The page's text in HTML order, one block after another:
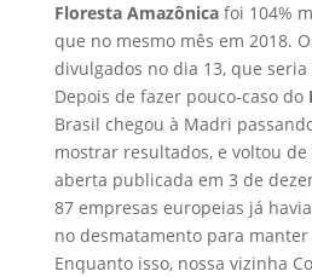
Floresta Amazônicafoi 104%
que no mesmo mês em 2018.
divulgados no dia 13, que
Depois de fazer pouco-caso do
Brasil chegou à Madri
mostrar resultados, e voltou de
aberta publicada em 3 de
87 empresas europeias já
no desmatamento para
Enquanto isso, nossa vizinha